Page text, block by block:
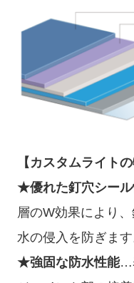
【カスタムライトの
★優れた釘穴シー
層のW効果により
水の侵入を防ぎます
★強固な防水性能…